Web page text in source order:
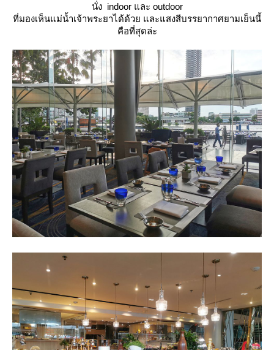
นั่ง indoor และ outdoor
ที่มองเห็นแม่น้ำเจ้าพระยาได้ด้วย และแสงสีบรรยากาศยามเย็นนี้
คือที่สุดล่ะ